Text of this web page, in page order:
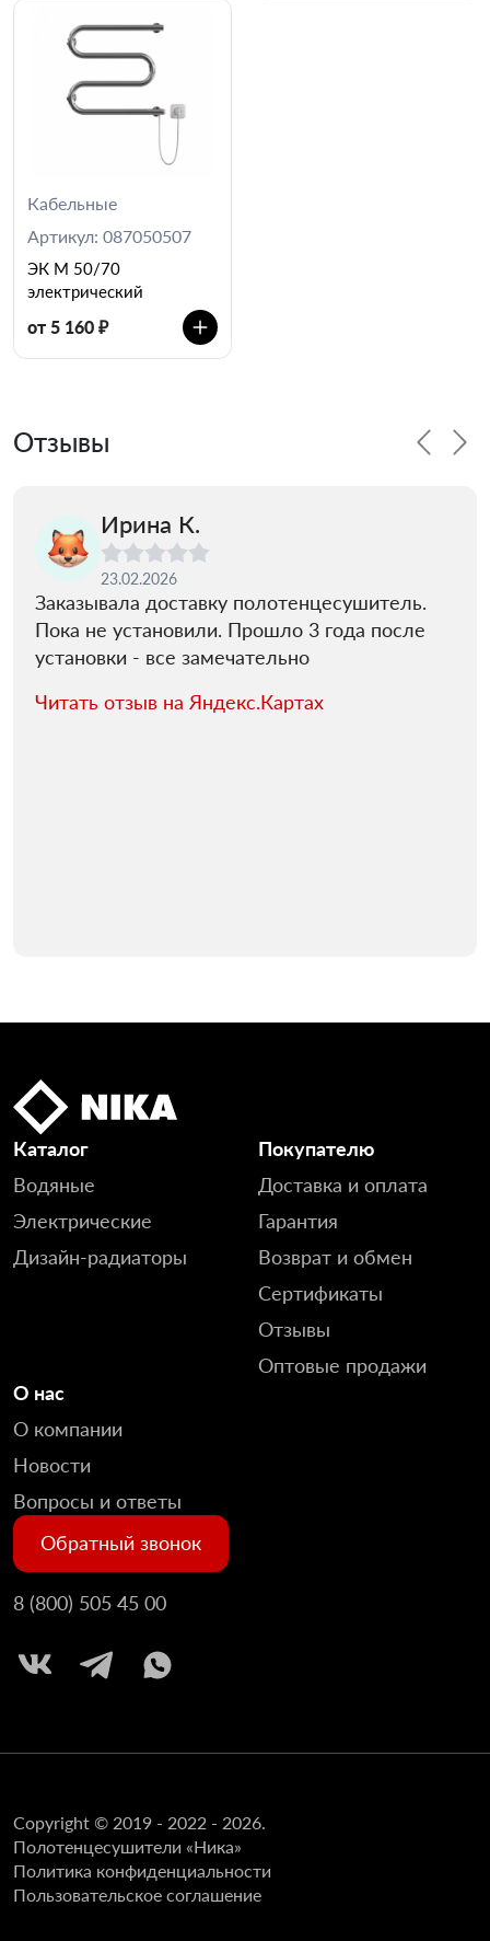
Кабельные
Артикул: 087050507
ЭК М 50/70
электрический
от 5 160 ₽
Отзывы
Ирина К.
23.02.2026
Заказывала доставку полотенцесушитель.
Пока не установили. Прошло 3 года после
установки - все замечательно
Читать отзыв на Яндекс.Картах
Каталог
Водяные
Электрические
Дизайн-радиаторы
Покупателю
Доставка и оплата
Гарантия
Возврат и обмен
Сертификаты
Отзывы
Оптовые продажи
О нас
О компании
Новости
Вопросы и ответы
Обратный звонок
8 (800) 505 45 00
Copyright © 2019 - 2022 - 2026.
Полотенцесушители «Ника»
Политика конфиденциальности
Пользовательское соглашение